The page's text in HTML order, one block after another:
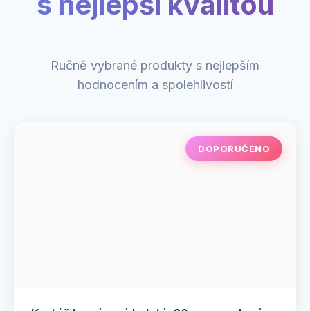
Ručně vybrané produkty s nejlepším
hodnocením a spolehlivostí
DOPORUČENO